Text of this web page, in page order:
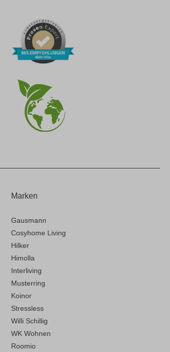
Marken
Gausmann
Cosyhome Living
Hilker
Himolla
Interliving
Musterring
Koinor
Stressless
Willi Schillig
WK Wohnen
Roomio